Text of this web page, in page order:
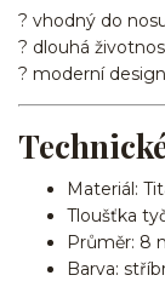
? vhodný do
? dlouhá
? moderní
Materiál:
Tloušťka
Průměr: 8
Barva: